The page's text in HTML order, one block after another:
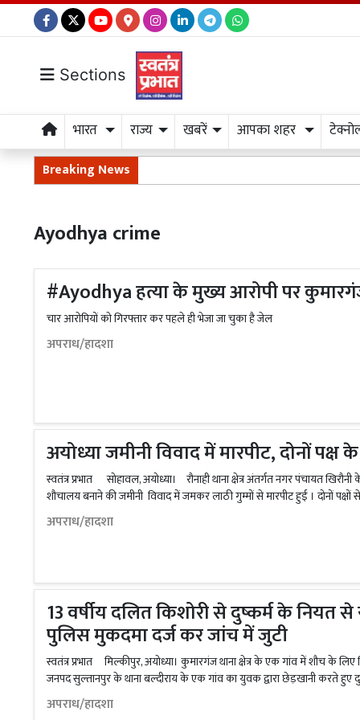
Sections
भारत राज्य खबरें आपका शहर
Breaking News
Ayodhya crime
#Ayodhya हत्या के मुख्य आरोपी पर
चार आरोपियों को गिरफ्तार कर पहले ही भेजा जा चुका है जेल
अपराध/हादशा
अयोध्या जमीनी विवाद में मारपीट, दोनों
स्वतंत्र प्रभात सोहावल, अयोध्या। रौनाही थाना क्षेत्र अंतर्गत नगर पंचायत
शौचालय बनाने की जमीनी विवाद में जमकर लाठी गुम्मों से मारपीट हुई । दोनों
अपराध/हादशा
13 वर्षीय दलित किशोरी से दुष्कर्म के
पुलिस मुकदमा दर्ज कर जांच में जुटी
स्वतंत्र प्रभात मिल्कीपुर, अयोध्या। कुमारगंज थाना क्षेत्र के एक गांव में शौच के लिए
जनपद सुल्तानपुर के थाना बल्दीराय के एक गांव का युवक द्वारा छेड़खानी करते हुए
अपराध/हादशा